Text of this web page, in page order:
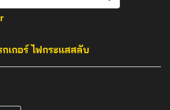
เกอร์ ไฟกระแสสลับ